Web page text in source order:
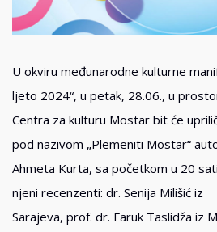
U okviru međunarodne kulturne
ljeto 2024“, u petak, 28.06., u
Centra za kulturu Mostar bit će
pod nazivom „Plemeniti Mostar“
Ahmeta Kurta, sa početkom u 20
njeni recenzenti: dr. Senija Milišić iz
Sarajeva, prof. dr. Faruk Taslidža iz